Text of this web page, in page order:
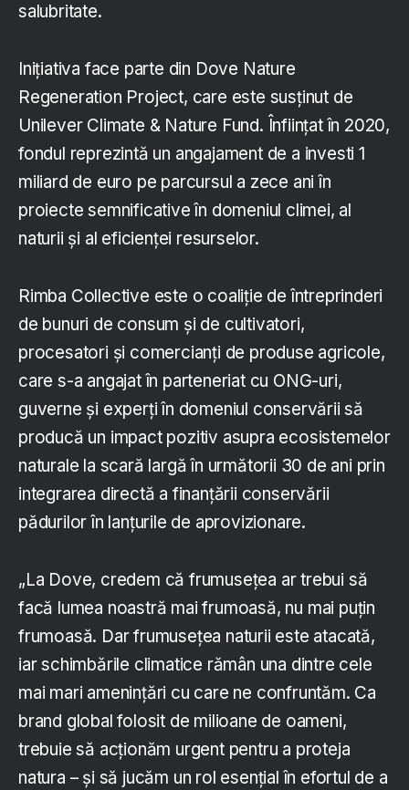
salubritate.
Inițiativa face parte din Dove Nature
Regeneration Project, care este susținut de
Unilever Climate & Nature Fund. Înființat în 2020,
fondul reprezintă un angajament de a investi 1
miliard de euro pe parcursul a zece ani în
proiecte semnificative în domeniul climei, al
naturii și al eficienței resurselor.
Rimba Collective este o coaliție de întreprinderi
de bunuri de consum și de cultivatori,
procesatori și comercianți de produse agricole,
care s-a angajat în parteneriat cu ONG-uri,
guverne și experți în domeniul conservării să
producă un impact pozitiv asupra ecosistemelor
naturale la scară largă în următorii 30 de ani prin
integrarea directă a finanțării conservării
pădurilor în lanțurile de aprovizionare.
„La Dove, credem că frumusețea ar trebui să
facă lumea noastră mai frumoasă, nu mai puțin
frumoasă. Dar frumusețea naturii este atacată,
iar schimbările climatice rămân una dintre cele
mai mari amenințări cu care ne confruntăm. Ca
brand global folosit de milioane de oameni,
trebuie să acționăm urgent pentru a proteja
natura – și să jucăm un rol esențial în efortul de a